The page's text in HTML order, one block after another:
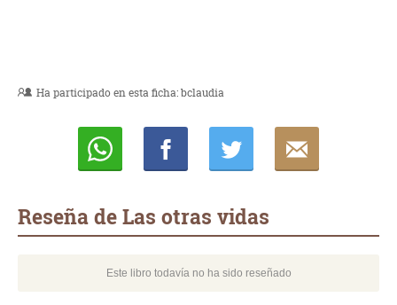
Ha participado en esta ficha:bclaudia
Reseña de Las otras vidas
Este libro todavía no ha sido reseñado